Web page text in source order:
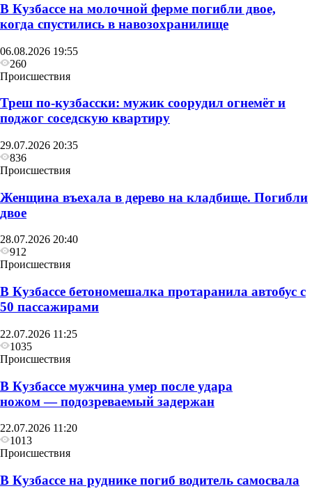
В Кузбассе на молочной ферме погибли двое,
когда спустились в навозохранилище
06.08.2026 19:55
260
Происшествия
Треш по-кузбасски: мужик соорудил огнемёт и
поджог соседскую квартиру
29.07.2026 20:35
836
Происшествия
Женщина въехала в дерево на кладбище. Погибли
двое
28.07.2026 20:40
912
Происшествия
В Кузбассе бетономешалка протаранила автобус с
50 пассажирами
22.07.2026 11:25
1035
Происшествия
В Кузбассе мужчина умер после удара
ножом — подозреваемый задержан
22.07.2026 11:20
1013
Происшествия
В Кузбассе на руднике погиб водитель самосвала